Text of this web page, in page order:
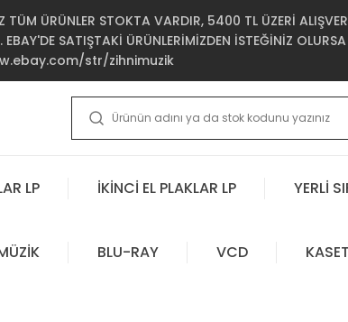
TÜM ÜRÜNLER STOKTA VARDIR, 5400 TL ÜZERİ
SATIŞTAKİ ÜRÜNLERİMİZDEN İSTEĞİNİZ OLURSA
str/zihnimuzik
LP İKİNCİ EL PLAKLAR LP YERLİ
BLU-RAY VCD